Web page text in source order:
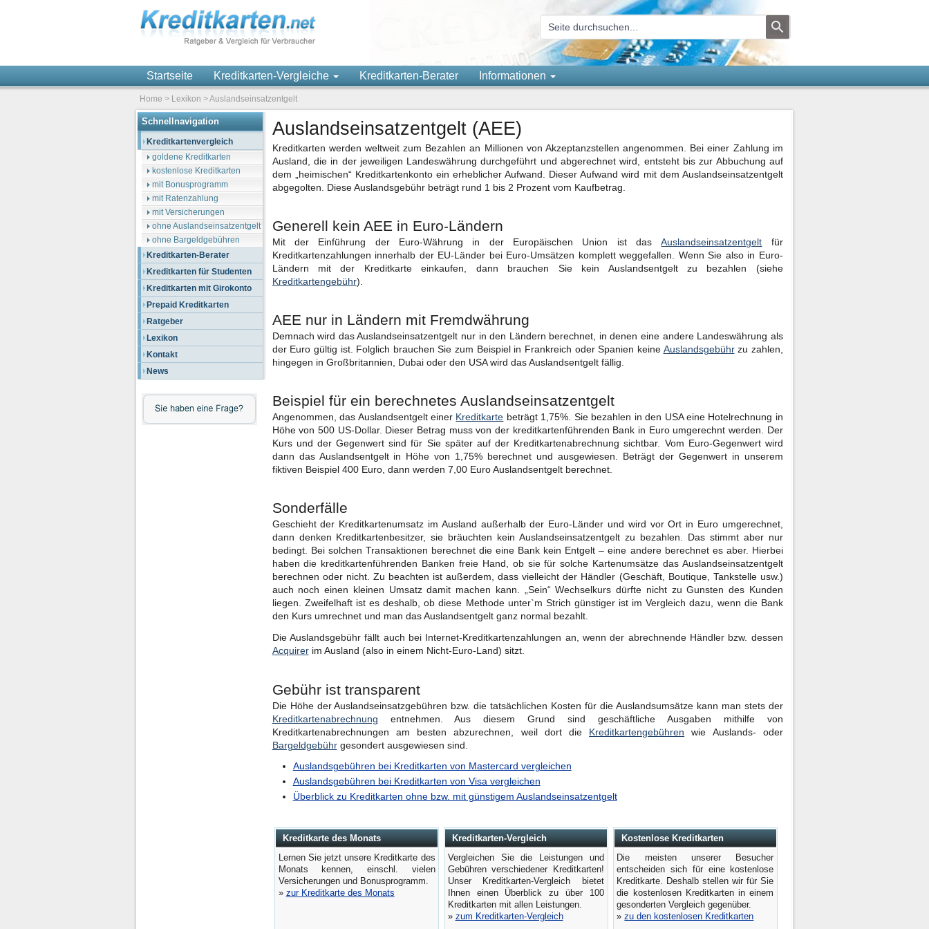
Startseite Kreditkarten-Vergleiche Kreditkarten-Berater Informationen
Home > Lexikon >Auslandseinsatzentgelt
Auslandseinsatzentgelt (AEE)
Kreditkarten werden weltweit zum Bezahlen an Millionen von Akzeptanzstellen angenommen. Bei einer Zahlung im
Ausland, die in der jeweiligen Landeswährung durchgeführt und abgerechnet wird, entsteht bis zur Abbuchung auf
dem „heimischen“ Kreditkartenkonto ein erheblicher Aufwand. Dieser Aufwand wird mit dem Auslandseinsatzentgelt
abgegolten. Diese Auslandsgebühr beträgt rund 1 bis 2 Prozent vom Kaufbetrag.
Generell kein AEE in Euro-Ländern
Mit der Einführung der Euro-Währung in der Europäischen Union ist dasAuslandseinsatzentgelt für
Kreditkartenzahlungen innerhalb der EU-Länder bei Euro-Umsätzen komplett weggefallen. Wenn Sie also in Euro-
Ländern mit der Kreditkarte einkaufen, dann brauchen Sie kein Auslandsentgelt zu bezahlen (siehe
Kreditkartengebühr).
AEE nur in Ländern mit Fremdwährung
Demnach wird das Auslandseinsatzentgelt nur in den Ländern berechnet, in denen eine andere Landeswährung als
der Euro gültig ist. Folglich brauchen Sie zum Beispiel in Frankreich oder Spanien keine Auslandsgebührzu zahlen,
hingegen in Großbritannien, Dubai oder den USA wird das Auslandsentgelt fällig.
Beispiel für ein berechnetes Auslandseinsatzentgelt
Angenommen, das Auslandsentgelt einer Kreditkarte beträgt 1,75%. Sie bezahlen in den USA eine Hotelrechnung in
Höhe von 500 US-Dollar. Dieser Betrag muss von der kreditkartenführenden Bank in Euro umgerechnt werden. Der
Kurs und der Gegenwert sind für Sie später auf der Kreditkartenabrechnung sichtbar. Vom Euro-Gegenwert wird
dann das Auslandsentgelt in Höhe von 1,75% berechnet und ausgewiesen. Beträgt der Gegenwert in unserem
fiktiven Beispiel 400 Euro, dann werden 7,00 Euro Auslandsentgelt berechnet.
Sonderfälle
Geschieht der Kreditkartenumsatz im Ausland außerhalb der Euro-Länder und wird vor Ort in Euro umgerechnet,
dann denken Kreditkartenbesitzer, sie bräuchten kein Auslandseinsatzentgelt zu bezahlen. Das stimmt aber nur
bedingt. Bei solchen Transaktionen berechnet die eine Bank kein Entgelt – eine andere berechnet es aber. Hierbei
haben die kreditkartenführenden Banken freie Hand, ob sie für solche Kartenumsätze das Auslandseinsatzentgelt
berechnen oder nicht. Zu beachten ist außerdem, dass vielleicht der Händler (Geschäft, Boutique, Tankstelle usw.)
auch noch einen kleinen Umsatz damit machen kann. „Sein“ Wechselkurs dürfte nicht zu Gunsten des Kunden
liegen. Zweifelhaft ist es deshalb, ob diese Methode unter`m Strich günstiger ist im Vergleich dazu, wenn die Bank
den Kurs umrechnet und man das Auslandsentgelt ganz normal bezahlt.
Die Auslandsgebühr fällt auch bei Internet-Kreditkartenzahlungen an, wenn der abrechnende Händler bzw. dessen
Acquirerim Ausland (also in einem Nicht-Euro-Land) sitzt.
Gebühr ist transparent
Die Höhe der Auslandseinsatzgebühren bzw. die tatsächlichen Kosten für die Auslandsumsätze kann man stets der
Kreditkartenabrechnung entnehmen. Aus diesem Grund sind geschäftliche Ausgaben mithilfe von
Kreditkartenabrechnungen am besten abzurechnen, weil dort die Kreditkartengebühren wie Auslands- oder
Bargeldgebührgesondert ausgewiesen sind.
Auslandsgebühren bei Kreditkarten von Mastercard vergleichen
Auslandsgebühren bei Kreditkarten von Visa vergleichen
Überblick zu Kreditkarten ohne bzw. mit günstigem Auslandseinsatzentgelt
Kreditkarte des Monats
Lernen Sie jetzt unsere Kreditkarte des
Monats kennen, einschl. vielen
Versicherungen und Bonusprogramm.
» zur Kreditkarte des Monats
Kreditkarten-Vergleich
Vergleichen Sie die Leistungen und
Gebühren verschiedener Kreditkarten!
Unser Kreditkarten-Vergleich bietet
Ihnen einen Überblick zu über 100
Kreditkarten mit allen Leistungen.
» zum Kreditkarten-Vergleich
Kostenlose Kreditkarten
Die meisten unserer Besucher
entscheiden sich für eine kostenlose
Kreditkarte. Deshalb stellen wir für Sie
die kostenlosen Kreditkarten in einem
gesonderten Vergleich gegenüber.
»zu den kostenlosen Kreditkarten
Schnellnavigation
Kreditkartenvergleich
goldene Kreditkarten
kostenlose Kreditkarten
mit Bonusprogramm
mit Ratenzahlung
mit Versicherungen
ohne Auslandseinsatzentgelt
ohne Bargeldgebühren
Kreditkarten-Berater
Kreditkarten für Studenten
Kreditkarten mit Girokonto
Prepaid Kreditkarten
Ratgeber
Lexikon
Kontakt
News